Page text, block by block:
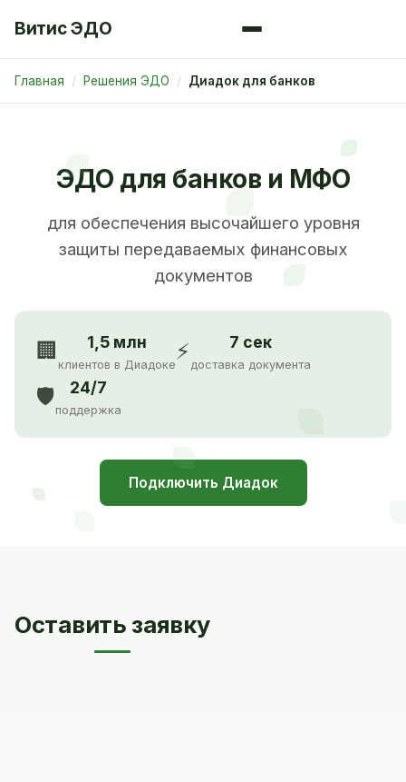
Витис ЭДО
Главная Решения ЭДО Диадок для банков
ЭДО для банков и МФО
для обеспечения высочайшего уровня
защиты передаваемых финансовых
документов
🏢 1,5 млн
клиентов в Диадоке
⚡ 7 сек
доставка документа
🛡️ 24/7
поддержка
Подключить Диадок
Оставить заявку